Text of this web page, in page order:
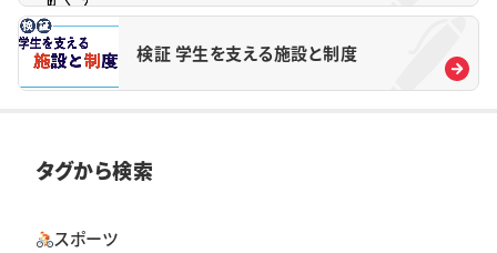
検証 学生を支える施設と制度
タグから検索
スポーツ